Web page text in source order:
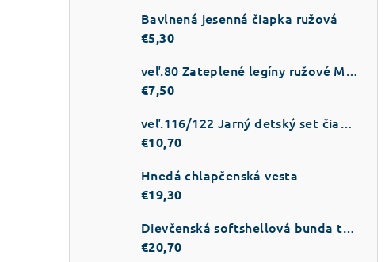
Bavlnená jesenná čiapka ružová
€5,30
veľ.80 Zateplené legíny ružové Marie cica
€7,50
veľ.116/122 Jarný detský set čiapka a šál v popolavo sivej farbe
€10,70
Hnedá chlapčenská vesta
€19,30
Dievčenská softshellová bunda tmavo-ružová
€20,70